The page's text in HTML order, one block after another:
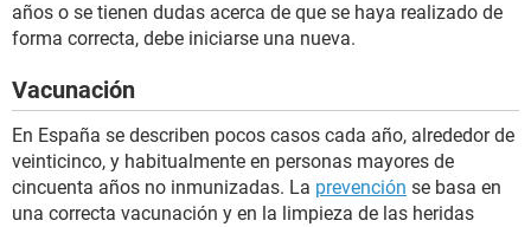
años o se tienen dudas acerca de que se haya realizado de
forma correcta, debe iniciarse una nueva.
Vacunación
En España se describen pocos casos cada año, alrededor de
veinticinco, y habitualmente en personas mayores de
cincuenta años no inmunizadas. La prevención se basa en
una correcta vacunación y en la limpieza de las heridas